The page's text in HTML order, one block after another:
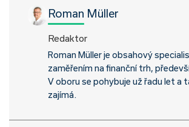
Roman Müller
Redaktor
Roman Müller je obsahový
zaměřením na finanční trh,
V oboru se pohybuje už řadu let a
zajímá.